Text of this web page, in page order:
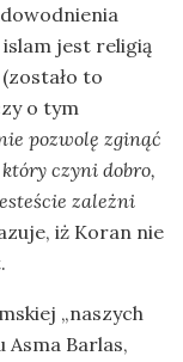
islam jest religią
to
o tym
pozwolę zginąć
czyni dobro,
zależni
iż Koran nie
„naszych
Asma Barlas,